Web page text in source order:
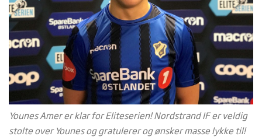
Younes Amer er klar for Eliteserien! Nordstrand IF er veldig
stolte over Younes og gratulerer og ønsker masse lykke til!